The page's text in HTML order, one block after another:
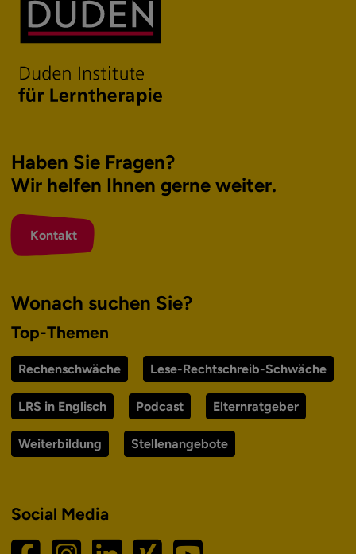
Haben Sie Fragen?
Wir helfen Ihnen gerne weiter.
Kontakt
Wonach suchen Sie?
Top-Themen
Rechenschwäche Lese-Rechtschreib-Schwäche
LRS in Englisch Podcast Elternratgeber
Weiterbildung Stellenangebote
Social Media